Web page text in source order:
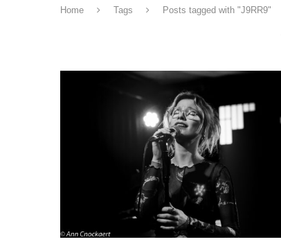
Home Tags Posts tagged with "J9RR9"